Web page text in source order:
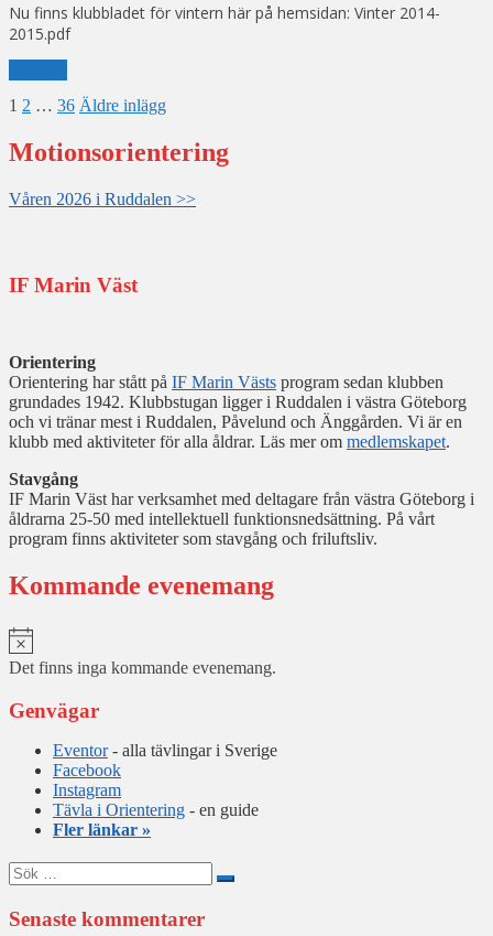
Nu finns klubbladet för vintern här på hemsidan: Vinter 2014-
2015.pdf
Sidnumrering
för
inlägg
1 2 … 36 Äldre inlägg
Motionsorientering
Våren 2026 i Ruddalen >>
IF Marin Väst
Orientering
Orientering har stått på IF Marin Västs program sedan klubben
grundades 1942. Klubbstugan ligger i Ruddalen i västra Göteborg
och vi tränar mest i Ruddalen, Påvelund och Änggården. Vi är en
klubb med aktiviteter för alla åldrar. Läs mer om medlemskapet.
Stavgång
IF Marin Väst har verksamhet med deltagare från västra Göteborg i
åldrarna 25-50 med intellektuell funktionsnedsättning. På vårt
program finns aktiviteter som stavgång och friluftsliv.
Kommande evenemang
Det finns inga kommande evenemang.
Genvägar
Eventor- alla tävlingar i Sverige
Facebook
Instagram
Tävla i Orientering - en guide
Fler länkar »
Sök
efter:
Senaste kommentarer